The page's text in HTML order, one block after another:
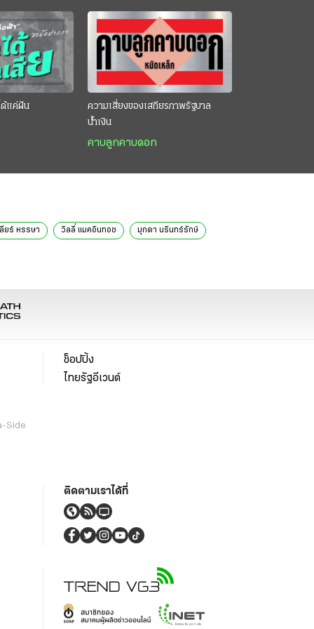
ด้แค่ฝัน
ความเสี่ยงของเสถียรภาพรัฐบาล
น้ำเงิน
คาบลูกคาบดอก
ยร์ หรรษา วิลลี่ แมคอินทอช มุกดา นรินทร์รักษ์
Side
ช็อปปิ้ง
ไทยรัฐอีเวนต์
ติดตามเราได้ที่